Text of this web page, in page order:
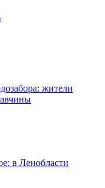
жители
в Ленобласти